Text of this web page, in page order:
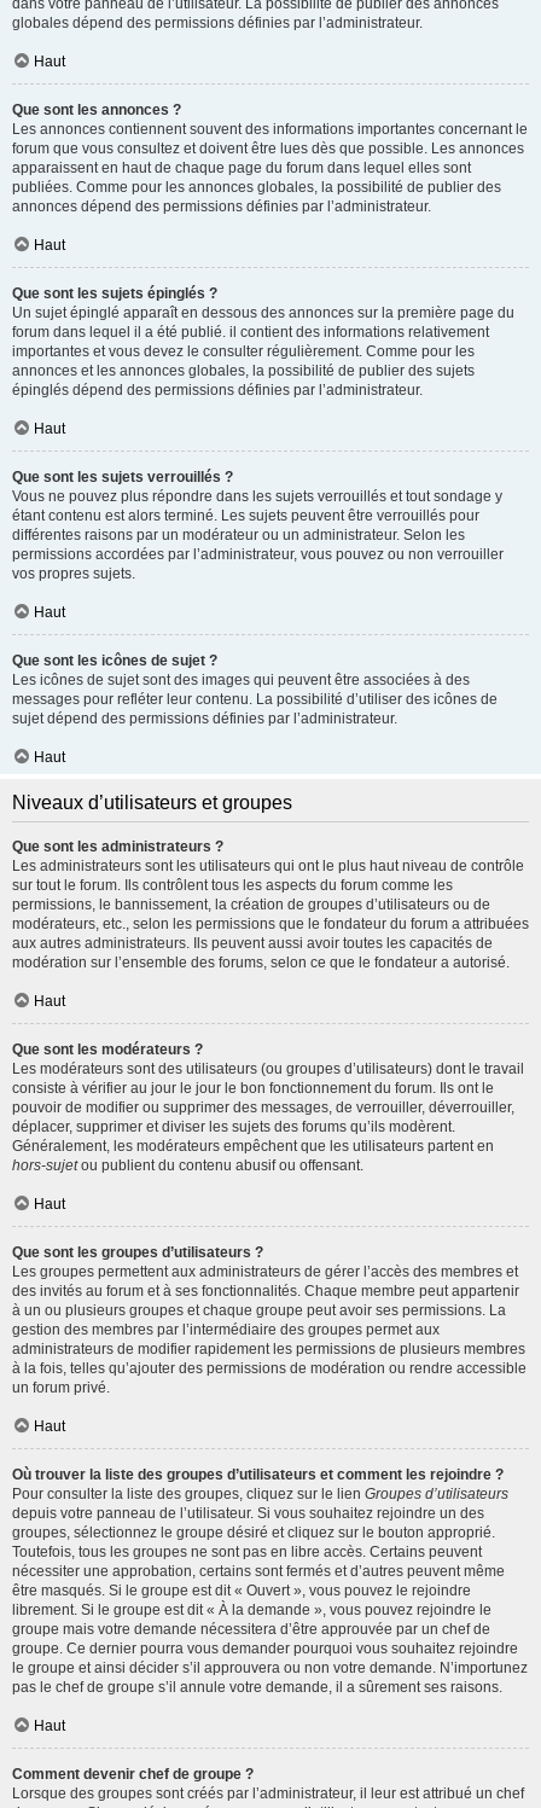
dans votre panneau de l’utilisateur. La possibilité de publier des annonces
globales dépend des permissions définies par l’administrateur.
Haut
Que sont les annonces ?
Les annonces contiennent souvent des informations importantes concernant le
forum que vous consultez et doivent être lues dès que possible. Les annonces
apparaissent en haut de chaque page du forum dans lequel elles sont
publiées. Comme pour les annonces globales, la possibilité de publier des
annonces dépend des permissions définies par l’administrateur.
Haut
Que sont les sujets épinglés ?
Un sujet épinglé apparaît en dessous des annonces sur la première page du
forum dans lequel il a été publié. il contient des informations relativement
importantes et vous devez le consulter régulièrement. Comme pour les
annonces et les annonces globales, la possibilité de publier des sujets
épinglés dépend des permissions définies par l’administrateur.
Haut
Que sont les sujets verrouillés ?
Vous ne pouvez plus répondre dans les sujets verrouillés et tout sondage y
étant contenu est alors terminé. Les sujets peuvent être verrouillés pour
différentes raisons par un modérateur ou un administrateur. Selon les
permissions accordées par l’administrateur, vous pouvez ou non verrouiller
vos propres sujets.
Haut
Que sont les icônes de sujet ?
Les icônes de sujet sont des images qui peuvent être associées à des
messages pour refléter leur contenu. La possibilité d’utiliser des icônes de
sujet dépend des permissions définies par l’administrateur.
Haut
Niveaux d’utilisateurs et groupes
Que sont les administrateurs ?
Les administrateurs sont les utilisateurs qui ont le plus haut niveau de contrôle
sur tout le forum. Ils contrôlent tous les aspects du forum comme les
permissions, le bannissement, la création de groupes d’utilisateurs ou de
modérateurs, etc., selon les permissions que le fondateur du forum a attribuées
aux autres administrateurs. Ils peuvent aussi avoir toutes les capacités de
modération sur l’ensemble des forums, selon ce que le fondateur a autorisé.
Haut
Que sont les modérateurs ?
Les modérateurs sont des utilisateurs (ou groupes d’utilisateurs) dont le travail
consiste à vérifier au jour le jour le bon fonctionnement du forum. Ils ont le
pouvoir de modifier ou supprimer des messages, de verrouiller, déverrouiller,
déplacer, supprimer et diviser les sujets des forums qu’ils modèrent.
Généralement, les modérateurs empêchent que les utilisateurs partent en
hors-sujetou publient du contenu abusif ou offensant.
Haut
Que sont les groupes d’utilisateurs ?
Les groupes permettent aux administrateurs de gérer l’accès des membres et
des invités au forum et à ses fonctionnalités. Chaque membre peut appartenir
à un ou plusieurs groupes et chaque groupe peut avoir ses permissions. La
gestion des membres par l’intermédiaire des groupes permet aux
administrateurs de modifier rapidement les permissions de plusieurs membres
à la fois, telles qu’ajouter des permissions de modération ou rendre accessible
un forum privé.
Haut
Où trouver la liste des groupes d’utilisateurs et comment les rejoindre ?
Pour consulter la liste des groupes, cliquez sur le lien Groupes d’utilisateurs
depuis votre panneau de l’utilisateur. Si vous souhaitez rejoindre un des
groupes, sélectionnez le groupe désiré et cliquez sur le bouton approprié.
Toutefois, tous les groupes ne sont pas en libre accès. Certains peuvent
nécessiter une approbation, certains sont fermés et d’autres peuvent même
être masqués. Si le groupe est dit « Ouvert », vous pouvez le rejoindre
librement. Si le groupe est dit « À la demande », vous pouvez rejoindre le
groupe mais votre demande nécessitera d’être approuvée par un chef de
groupe. Ce dernier pourra vous demander pourquoi vous souhaitez rejoindre
le groupe et ainsi décider s’il approuvera ou non votre demande. N’importunez
pas le chef de groupe s’il annule votre demande, il a sûrement ses raisons.
Haut
Comment devenir chef de groupe ?
Lorsque des groupes sont créés par l’administrateur, il leur est attribué un chef